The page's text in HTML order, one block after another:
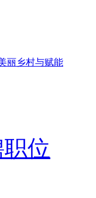
丽乡村与赋能
位